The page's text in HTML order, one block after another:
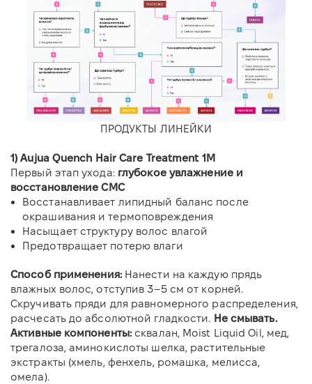
ПРОДУКТЫ ЛИНЕЙКИ
1) Aujua Quench Hair Care Treatment 1М
Первый этап ухода: глубокое увлажнение и
восстановление CMC
Восстанавливает липидный баланс после
окрашивания и термоповреждения
Насыщает структуру волос влагой
Предотвращает потерю влаги
Способ применения:Нанести на каждую прядь
влажных волос, отступив 3–5 см от корней.
Скручивать пряди для равномерного распределения,
расчесать до абсолютной гладкости. Не смывать.
Активные компоненты: сквалан, Moist Liquid Oil, мед,
трегалоза, аминокислоты шелка, растительные
экстракты (хмель, фенхель, ромашка, мелисса,
омела).